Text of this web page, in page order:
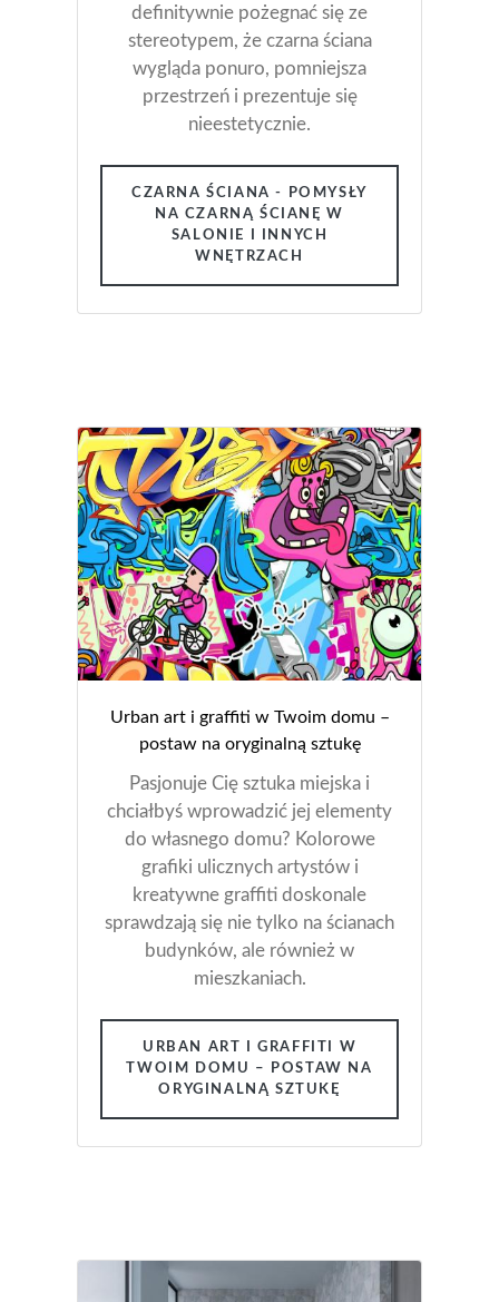
definitywnie pożegnać się ze
stereotypem, że czarna ściana
wygląda ponuro, pomniejsza
przestrzeń i prezentuje się
nieestetycznie.
CZARNA ŚCIANA - POMYSŁY
NA CZARNĄ ŚCIANĘ W
SALONIE I INNYCH
WNĘTRZACH
Urban art i graffiti w Twoim domu –
postaw na oryginalną sztukę
Pasjonuje Cię sztuka miejska i
chciałbyś wprowadzić jej elementy
do własnego domu? Kolorowe
grafiki ulicznych artystów i
kreatywne graffiti doskonale
sprawdzają się nie tylko na ścianach
budynków, ale również w
mieszkaniach.
URBAN ART I GRAFFITI W
TWOIM DOMU – POSTAW NA
ORYGINALNĄ SZTUKĘ